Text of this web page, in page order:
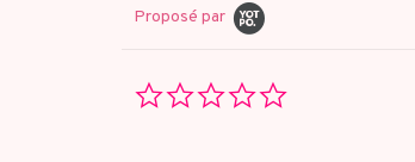
Proposé par